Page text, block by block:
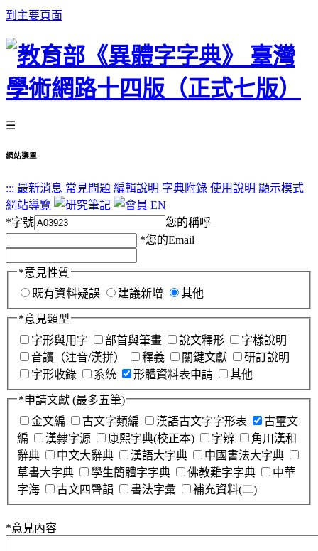
到主要頁面
☰
網站選單
::: 最新消息 常見問題 編輯說明 字典附錄 使用說明 顯示模式
網站導覽
EN
*字號
您的稱呼
*您的Email
*意見性質
既有資料疑誤
建議新增 其他
*意見類型
字形與用字
部首與筆畫 說文釋形
字樣說明
音讀（注音/漢拼）
釋義 關鍵文獻
研訂說明
字形收錄
系統 形體資料表申請 其他
*申請文獻 (最多五筆)
金文編
古文字類編 漢語古文字字形表
古璽文
編
漢隸字源 康熙字典(校正本) 字辨
角川漢和
辭典
中文大辭典 漢語大字典
中國書法大字典
草書大字典
學生簡體字字典 佛教難字字典
中華
字海
古文四聲韻 書法字彙 補充資料(二)
*意見內容